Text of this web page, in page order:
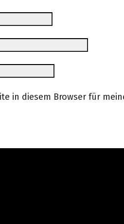
in diesem Browser für